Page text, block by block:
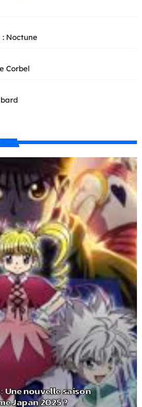
Noctune
Corbel
Une nouvelle saison
Japan 2025 ?